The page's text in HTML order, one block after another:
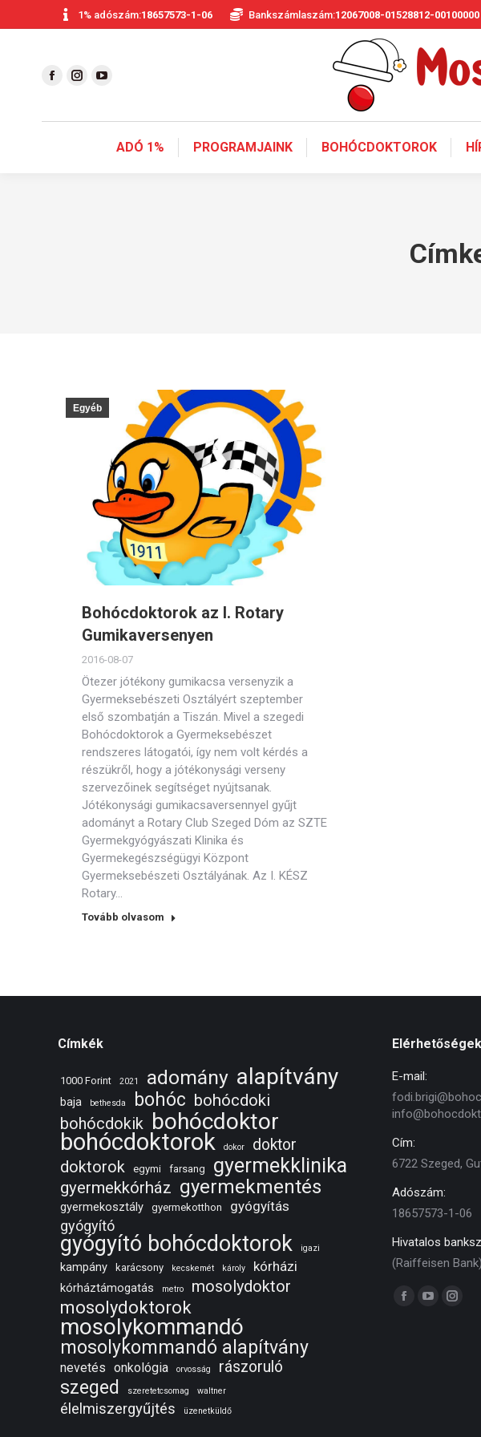
1% adószám:18657573-1-06 Bankszámlaszám:12067008-01528812-00100000
ADÓ 1% PROGRAMJAINK BOHÓCDOKTOROK
Egyéb
Bohócdoktorok az I. Rotary
Gumikaversenyen
2016-08-07
Ötezer jótékony gumikacsa versenyzik a
Gyermeksebészeti Osztályért szeptember
első szombatján a Tiszán. Mivel a szegedi
Bohócdoktorok a Gyermeksebészet
rendszeres látogatói, így nem volt kérdés a
részükről, hogy a jótékonysági verseny
szervezőinek segítséget nyújtsanak.
Jótékonysági gumikacsaversennyel gyűjt
adományt a Rotary Club Szeged Dóm az SZTE
Gyermekgyógyászati Klinika és
Gyermekegészségügyi Központ
Gyermeksebészeti Osztályának. Az I. KÉSZ
Rotary…
Tovább olvasom
Címkék
1000 Forint 2021 adomány alapítvány
baja bethesda bohóc bohócdoki
bohócdokik bohócdoktor
bohócdoktorok dokor doktor
doktorok egymi farsang gyermekklinika
gyermekkórház gyermekmentés
gyermekosztály gyermekotthon gyógyítás
gyógyító
gyógyító bohócdoktorok igazi
kampány karácsony kecskemét károly kórházi
kórháztámogatás metro mosolydoktor
mosolydoktorok
mosolykommandó
mosolykommandó alapítvány
nevetés onkológia orvosság rászoruló
szeged szeretetcsomag waltner
élelmiszergyűjtés üzenetküldő
Elérhetőségek
E-mail:
Cím:
6722 Szeged,
Adószám:
18657573-1-06
Hivatalos
(Raiffeisen
Find us on:
Facebook
YouTube